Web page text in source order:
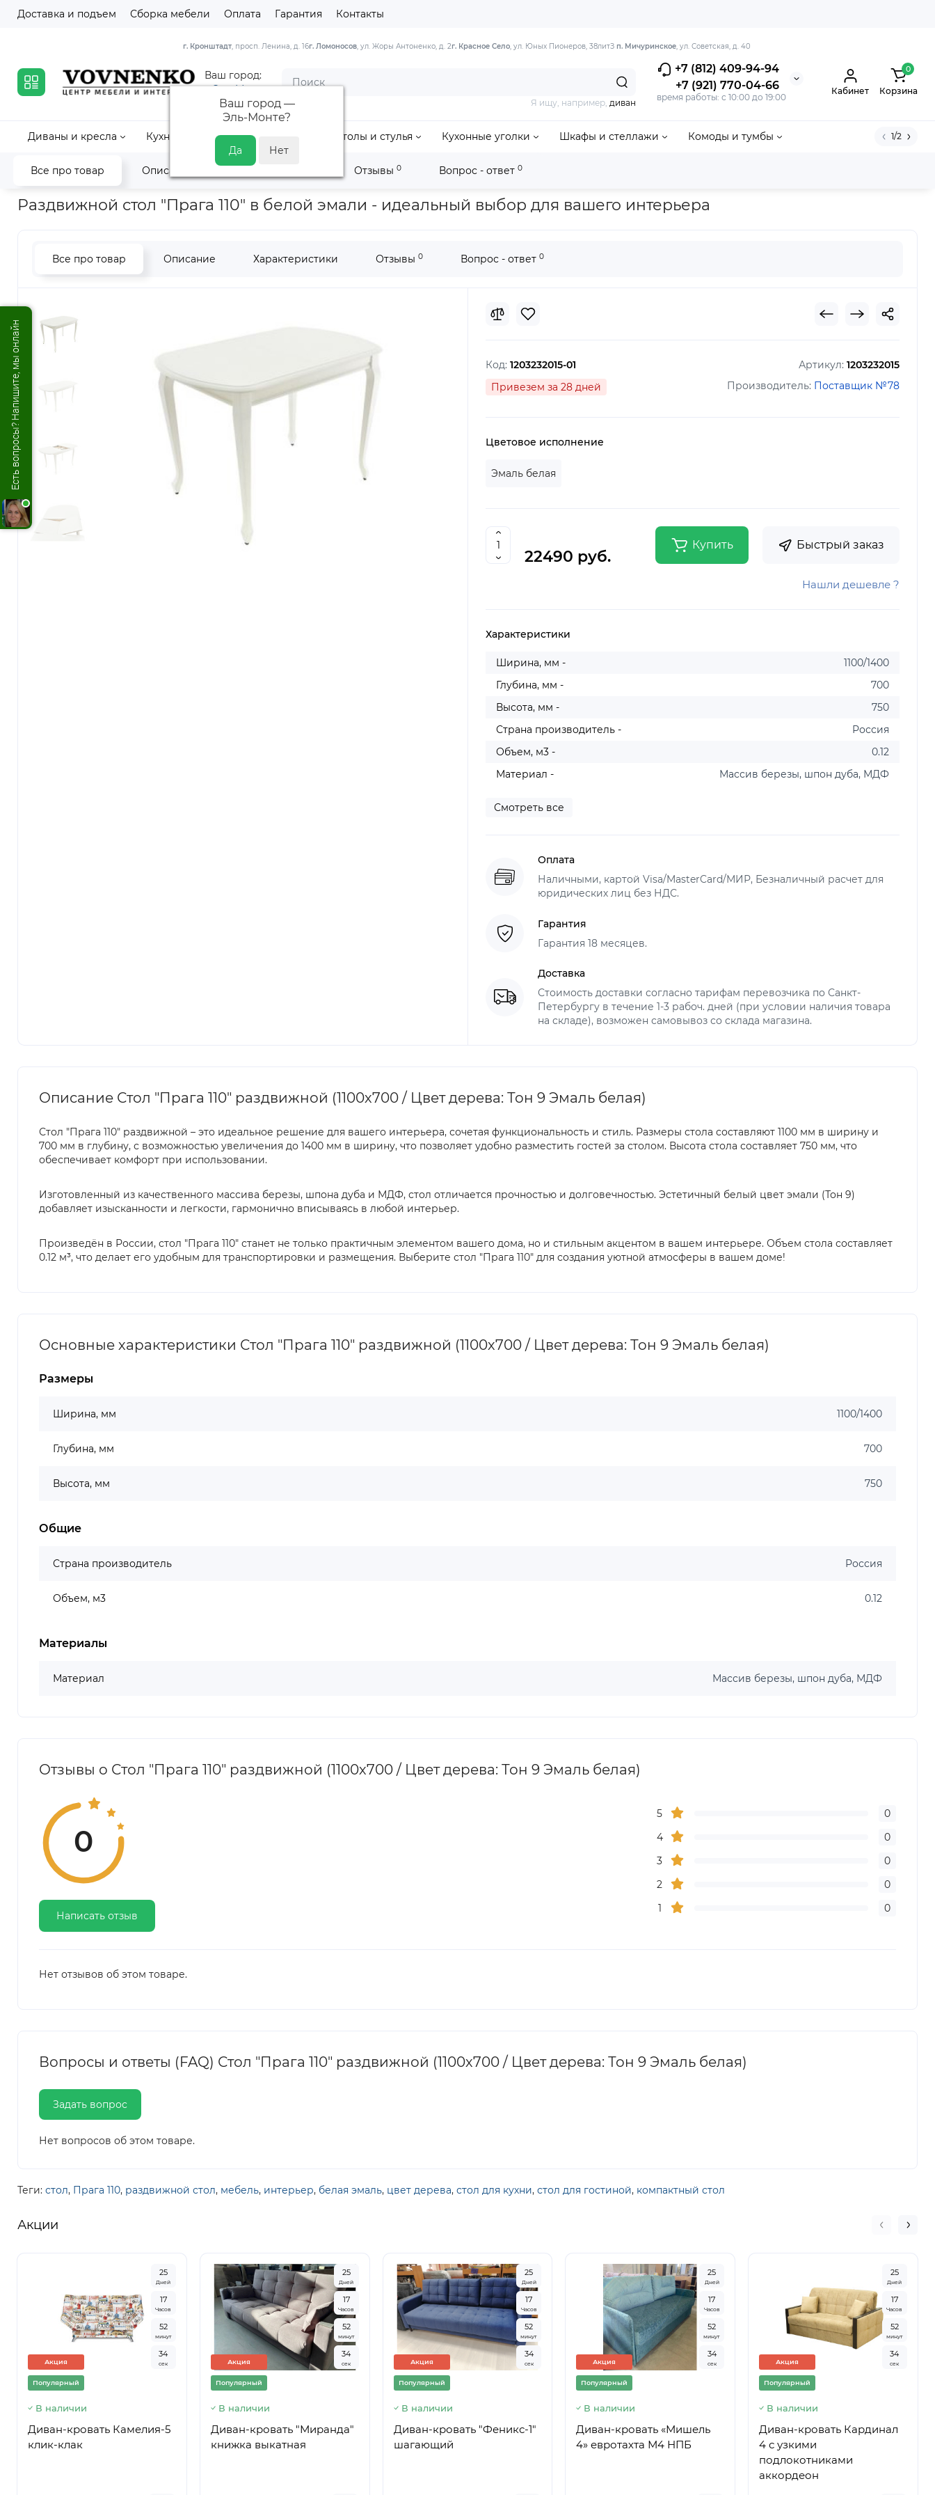
Доставка и подъем Сборка мебели Оплата Гарантия Контакты
Ваш город:
Эль-Монте
Ваш город —
Эль-Монте?
г. Кронштадт, просп. Ленина, д. 16г. Ломоносов, ул. Жоры Антоненко, д. 2г. Красное Село, ул. Юных Пионеров, 38литЗ п. Мичуринское, ул. Советская, д. 40
+7 (812) 409-94-94
+7 (921) 770-04-66
время работы: с 10:00 до 19:00
Я ищу, например, диван
Кабинет
0
Корзина
Диваны и кресла Кухни Кровати и матрасы Столы и стулья Кухонные уголки Шкафы и стеллажи Комоды и тумбы 1/2
Все про товар Описание Отзывы 0 Вопрос - ответ 0
Главная Столы и стулья Кухонные столы Столы из массива Стол "Прага 110" раздвижной (1100х700 / Цвет дерева: Тон 9 Эмаль белая)
Раздвижной стол "Прага 110" в белой эмали - идеальный выбор для вашего интерьера
Все про товар Описание Характеристики Отзывы 0 Вопрос - ответ 0
Код: 1203232015-01 Артикул: 1203232015
Производитель: Поставщик №78
Привезем за 28 дней
Цветовое исполнение
Эмаль белая
22490 руб.
Купить Быстрый заказ
Нашли дешевле ?
Характеристики
Ширина, мм -
1100/1400
Глубина, мм -
700
Высота, мм -
750
Страна производитель -
Россия
Объем, м3 -
0.12
Материал -
Массив березы, шпон дуба, МДФ
Смотреть все
Оплата
Наличными, картой Visa/MasterCard/МИР, Безналичный расчет для
юридических лиц без НДС.
Гарантия
Гарантия 18 месяцев.
Доставка
Стоимость доставки согласно тарифам перевозчика по Санкт-
Петербургу в течение 1-3 рабоч. дней (при условии наличия товара
на складе), возможен самовывоз со склада магазина.
Описание Стол "Прага 110" раздвижной (1100х700 / Цвет дерева: Тон 9 Эмаль белая)
Стол "Прага 110" раздвижной – это идеальное решение для вашего интерьера, сочетая функциональность и стиль. Размеры стола составляют 1100 мм в ширину и
700 мм в глубину, с возможностью увеличения до 1400 мм в ширину, что позволяет удобно разместить гостей за столом. Высота стола составляет 750 мм, что
обеспечивает комфорт при использовании.
Изготовленный из качественного массива березы, шпона дуба и МДФ, стол отличается прочностью и долговечностью. Эстетичный белый цвет эмали (Тон 9)
добавляет изысканности и легкости, гармонично вписываясь в любой интерьер.
Произведён в России, стол "Прага 110" станет не только практичным элементом вашего дома, но и стильным акцентом в вашем интерьере. Объем стола составляет
0.12 м³, что делает его удобным для транспортировки и размещения. Выберите стол "Прага 110" для создания уютной атмосферы в вашем доме!
Основные характеристики Стол "Прага 110" раздвижной (1100х700 / Цвет дерева: Тон 9 Эмаль белая)
Размеры
Ширина, мм 1100/1400
Глубина, мм 700
Высота, мм 750
Общие
Страна производитель Россия
Объем, м3 0.12
Материалы
Материал Массив березы, шпон дуба, МДФ
Отзывы о Стол "Прага 110" раздвижной (1100х700 / Цвет дерева: Тон 9 Эмаль белая)
0
Написать отзыв
5
0
4
0
3
0
2
0
1
0
Нет отзывов об этом товаре.
Вопросы и ответы (FAQ) Стол "Прага 110" раздвижной (1100х700 / Цвет дерева: Тон 9 Эмаль белая)
Задать вопрос
Нет вопросов об этом товаре.
Теги: стол, Прага 110, раздвижной стол, мебель, интерьер, белая эмаль, цвет дерева, стол для кухни, стол для гостиной, компактный стол
Акции
Акция
Популярный
25
Дней
17
Часов
52
минут
33
сек
В наличии
Диван-кровать Камелия-5
клик-клак
Акция
Популярный
25
Дней
17
Часов
52
минут
34
сек
В наличии
Диван-кровать "Миранда"
книжка выкатная
Акция
Популярный
25
Дней
17
Часов
52
минут
34
сек
В наличии
Диван-кровать "Феникс-1"
шагающий
Акция
Популярный
25
Дней
17
Часов
52
минут
34
сек
В наличии
Диван-кровать «Мишель
4» евротахта М4 НПБ
Акция
Популярный
25
Дней
17
Часов
52
минут
34
сек
В наличии
Диван-кровать Кардинал
4 с узкими
подлокотниками
аккордеон
Есть вопросы? Напишите, мы онлайн